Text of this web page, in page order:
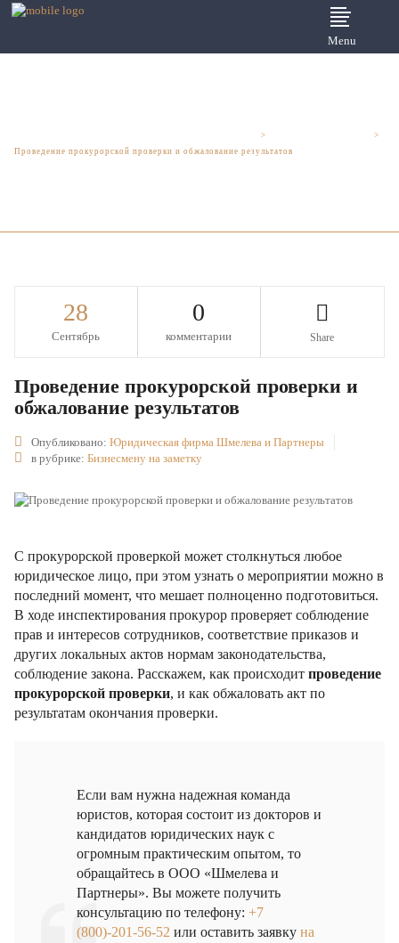
Menu
>
>
Проведение прокурорской проверки и обжалование результатов
28
Сентябрь
0
комментарии Share
Проведение прокурорской проверки и
обжалование результатов
Опубликовано: Юридическая фирма Шмелева и Партнеры
в рубрике: Бизнесмену на заметку
С прокурорской проверкой может столкнуться любое
юридическое лицо, при этом узнать о мероприятии можно в
последний момент, что мешает полноценно подготовиться.
В ходе инспектирования прокурор проверяет соблюдение
прав и интересов сотрудников, соответствие приказов и
других локальных актов нормам законодательства,
соблюдение закона. Расскажем, как происходит проведение
прокурорской проверки, и как обжаловать акт по
результатам окончания проверки.
Если вам нужна надежная команда
юристов, которая состоит из докторов и
кандидатов юридических наук с
огромным практическим опытом, то
обращайтесь в ООО «Шмелева и
Партнеры». Вы можете получить
консультацию по телефону: +7
(800)-201-56-52 или оставить заявку на